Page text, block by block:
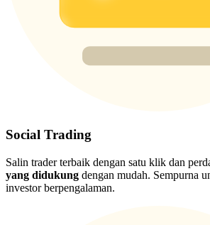
Trade Gold & Silver · 33,333 USDT
BTC New User Exclusive: 6.5% APR
BTC Flexible Staking | Daily Rewards
Social Trading
Salin trader terbaik dengan satu klik dan
yang didukung dengan mudah. Sempurna
investor berpengalaman.